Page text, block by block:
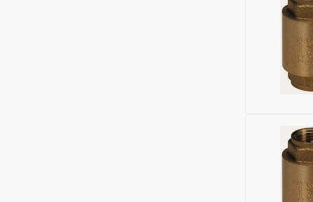
ДУ
Область
Диаметр,
Высота
ДУ
Глубина
Область